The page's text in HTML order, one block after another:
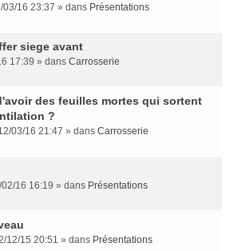
03/16 23:37 » dans Présentations
siege avant
17:39 » dans Carrosserie
des feuilles mortes qui sortent
?
03/16 21:47 » dans Carrosserie
16 16:19 » dans Présentations
12/15 20:51 » dans Présentations